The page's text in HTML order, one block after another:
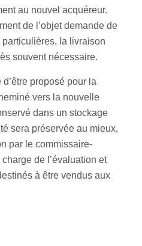
au nouvel acquéreur.
de l’objet demande de
la livraison
souvent nécessaire.
proposé pour la
vers la nouvelle
dans un stockage
sera préservée au mieux,
par le commissaire-
de l’évaluation et
à être vendus aux